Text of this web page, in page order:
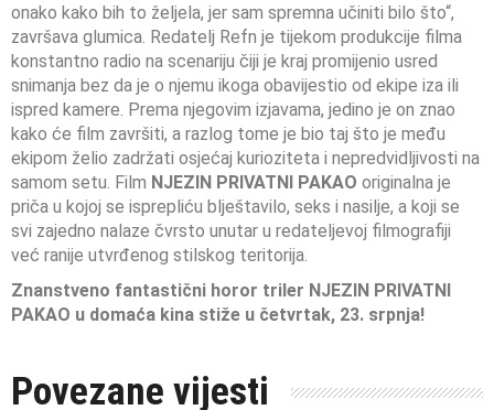
onako kako bih to željela, jer sam spremna učiniti bilo što“,
završava glumica. Redatelj Refn je tijekom produkcije filma
konstantno radio na scenariju čiji je kraj promijenio usred
snimanja bez da je o njemu ikoga obavijestio od ekipe iza ili
ispred kamere. Prema njegovim izjavama, jedino je on znao
kako će film završiti, a razlog tome je bio taj što je među
ekipom želio zadržati osjećaj kurioziteta i nepredvidljivosti na
samom setu. Film NJEZIN PRIVATNI PAKAO originalna je
priča u kojoj se isprepliću blještavilo, seks i nasilje, a koji se
svi zajedno nalaze čvrsto unutar u redateljevoj filmografiji
već ranije utvrđenog stilskog teritorija.
Znanstveno fantastični horor triler NJEZIN PRIVATNI
PAKAO u domaća kina stiže u četvrtak, 23. srpnja!
Povezane vijesti